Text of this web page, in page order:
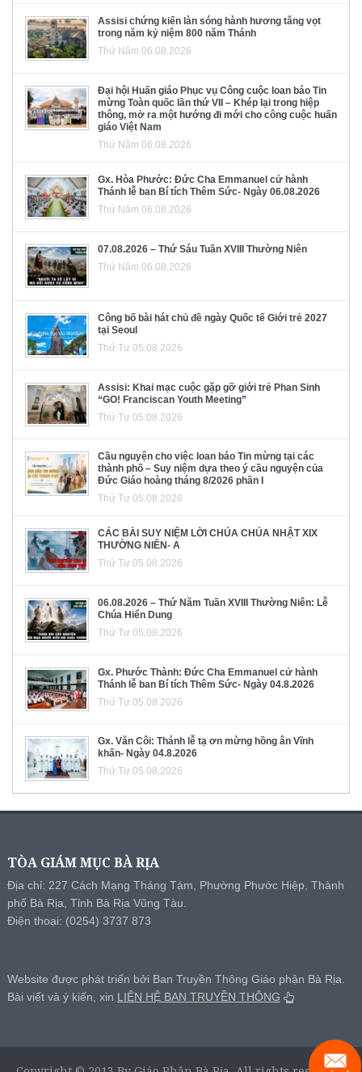
Assisi chứng kiến làn sóng hành hương tăng vọt
trong năm kỷ niệm 800 năm Thánh
Thứ Năm 06.08.2026
Đại hội Huấn giáo Phục vụ Công cuộc loan báo Tin
mừng Toàn quốc lần thứ VII – Khép lại trong hiệp
thông, mở ra một hướng đi mới cho công cuộc huấn
giáo Việt Nam
Thứ Năm 06.08.2026
Gx. Hòa Phước: Đức Cha Emmanuel cử hành
Thánh lễ ban Bí tích Thêm Sức- Ngày 06.08.2026
Thứ Năm 06.08.2026
07.08.2026 – Thứ Sáu Tuần XVIII Thường Niên
Thứ Năm 06.08.2026
Công bố bài hát chủ đề ngày Quốc tế Giới trẻ 2027
tại Seoul
Thứ Tư 05.08.2026
Assisi: Khai mạc cuộc gặp gỡ giới trẻ Phan Sinh
“GO! Franciscan Youth Meeting”
Thứ Tư 05.08.2026
Cầu nguyện cho việc loan báo Tin mừng tại các
thành phố – Suy niệm dựa theo ý cầu nguyện của
Đức Giáo hoàng tháng 8/2026 phần I
Thứ Tư 05.08.2026
CÁC BÀI SUY NIỆM LỜI CHÚA CHÚA NHẬT XIX
THƯỜNG NIÊN- A
Thứ Tư 05.08.2026
06.08.2026 – Thứ Năm Tuần XVIII Thường Niên: Lễ
Chúa Hiển Dung
Thứ Tư 05.08.2026
Gx. Phước Thành: Đức Cha Emmanuel cử hành
Thánh lễ ban Bí tích Thêm Sức- Ngày 04.8.2026
Thứ Tư 05.08.2026
Gx. Văn Côi: Thánh lễ tạ ơn mừng hồng ân Vĩnh
khấn- Ngày 04.8.2026
Thứ Tư 05.08.2026
TÒA GIÁM MỤC BÀ RỊA
Địa chỉ: 227 Cách Mạng Tháng Tám, Phường Phước Hiệp, Thành
phố Bà Rịa, Tỉnh Bà Rịa Vũng Tàu.
Điện thoại: (0254) 3737 873
Website được phát triển bởi Ban Truyền Thông Giáo phận Bà Rịa.
Bài viết và ý kiến, xin LIÊN HỆ BAN TRUYỀN THÔNG